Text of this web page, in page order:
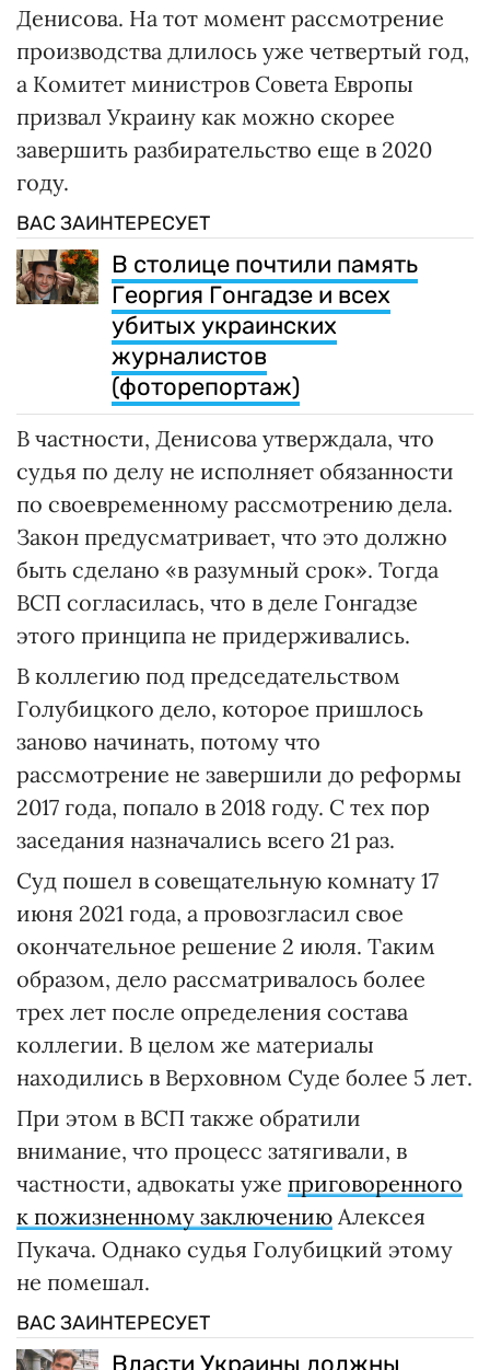
Денисова. На тот момент рассмотрение
производства длилось уже четвертый год,
а Комитет министров Совета Европы
призвал Украину как можно скорее
завершить разбирательство еще в 2020
году.
ВАС ЗАИНТЕРЕСУЕТ
В столице почтили память
Георгия Гонгадзе и всех
убитых украинских
журналистов
(фоторепортаж)
В частности, Денисова утверждала, что
судья по делу не исполняет обязанности
по своевременному рассмотрению дела.
Закон предусматривает, что это должно
быть сделано «в разумный срок». Тогда
ВСП согласилась, что в деле Гонгадзе
этого принципа не придерживались.
В коллегию под председательством
Голубицкого дело, которое пришлось
заново начинать, потому что
рассмотрение не завершили до реформы
2017 года, попало в 2018 году. С тех пор
заседания назначались всего 21 раз.
Суд пошел в совещательную комнату 17
июня 2021 года, а провозгласил свое
окончательное решение 2 июля. Таким
образом, дело рассматривалось более
трех лет после определения состава
коллегии. В целом же материалы
находились в Верховном Суде более 5 лет.
При этом в ВСП также обратили
внимание, что процесс затягивали, в
частности, адвокаты уже приговоренного
к пожизненному заключению Алексея
Пукача. Однако судья Голубицкий этому
не помешал.
ВАС ЗАИНТЕРЕСУЕТ
Власти Украины должны